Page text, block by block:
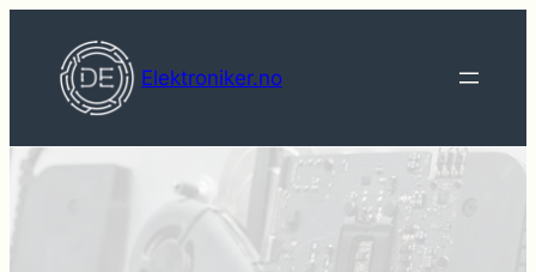
innhold
Elektroniker.no